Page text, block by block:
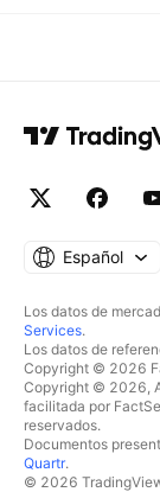
Español
Los datos de
Services.
Los datos de
Copyright © 2026
Copyright © 2026,
facilitada por
reservados.
Documentos
Quartr.
© 2026